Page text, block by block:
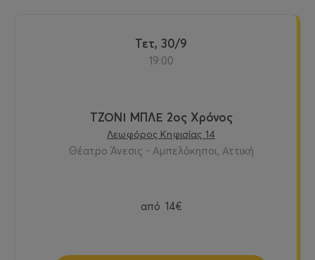
Τετ, 30/9
19:00
ΤΖΟΝΙ ΜΠΛΕ 2ος Χρόνος
Λεωφόρος Κηφισίας 14
Θέατρο Άνεσις - Αμπελόκηποι, Αττική
από 14€